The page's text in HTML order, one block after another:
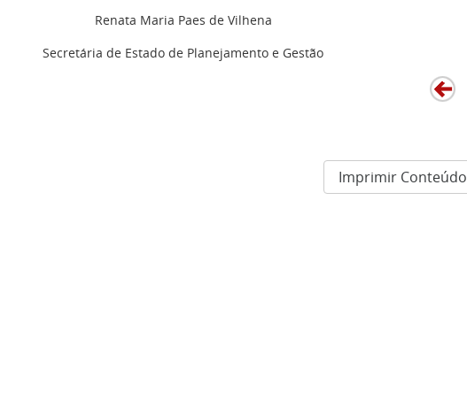
Renata Maria Paes de Vilhena
Secretária de Estado de Planejamento e Gestão
Imprimir Conteúdo